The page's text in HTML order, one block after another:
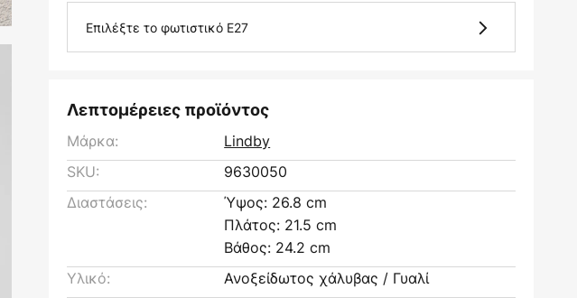
Επιλέξτε το φωτιστικό E27
Λεπτομέρειες προϊόντος
Μάρκα:
Lindby
SKU:
9630050
Διαστάσεις:
Ύψος: 26.8 cm
Πλάτος: 21.5 cm
Βάθος: 24.2 cm
Υλικό:
Ανοξείδωτος χάλυβας / Γυαλί